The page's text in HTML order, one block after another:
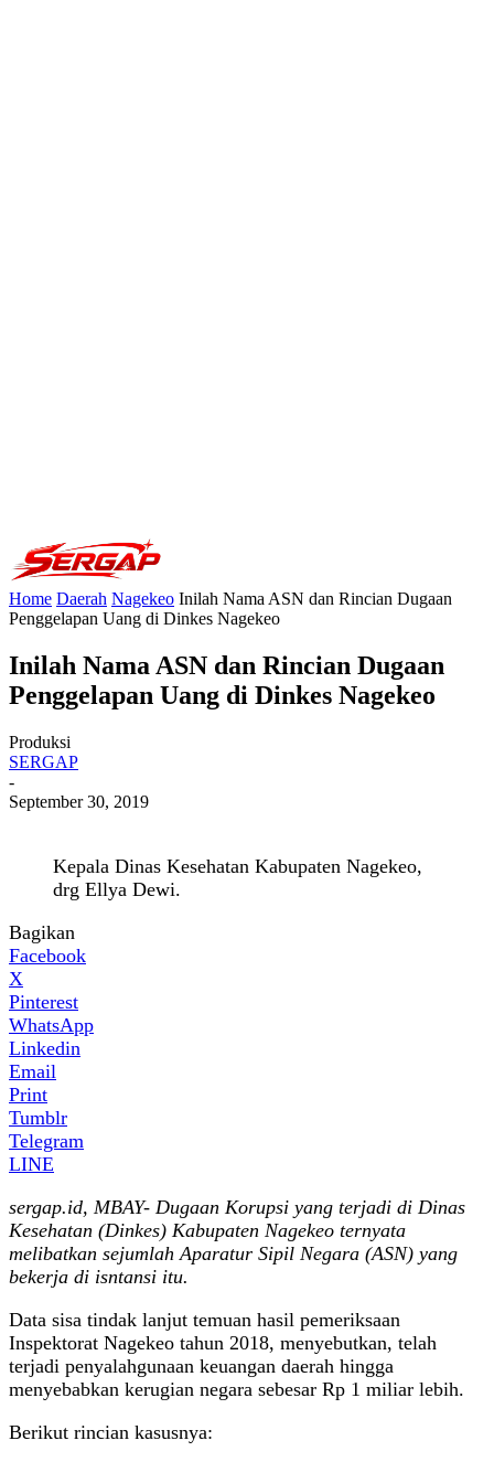
Home Daerah Nagekeo Inilah Nama ASN dan Rincian Dugaan
Penggelapan Uang di Dinkes Nagekeo
Inilah Nama ASN dan Rincian Dugaan
Penggelapan Uang di Dinkes Nagekeo
Produksi
SERGAP
-
September 30, 2019
Kepala Dinas Kesehatan Kabupaten Nagekeo,
drg Ellya Dewi.
Bagikan
Facebook
X
Pinterest
WhatsApp
Linkedin
Email
Print
Tumblr
Telegram
LINE
sergap.id, MBAY- Dugaan Korupsi yang terjadi di Dinas
Kesehatan (Dinkes) Kabupaten Nagekeo ternyata
melibatkan sejumlah Aparatur Sipil Negara (ASN) yang
bekerja di isntansi itu.
Data sisa tindak lanjut temuan hasil pemeriksaan
Inspektorat Nagekeo tahun 2018, menyebutkan, telah
terjadi penyalahgunaan keuangan daerah hingga
menyebabkan kerugian negara sebesar Rp 1 miliar lebih.
Berikut rincian kasusnya: